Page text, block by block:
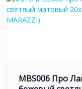
MBS006 Про